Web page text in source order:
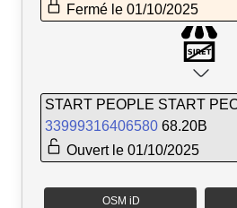
Fermé le 01/10/2025
START PEOPLE START
33999316406580 68.20B
Ouvert le 01/10/2025
OSM iD